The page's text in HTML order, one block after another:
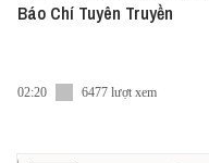
Báo Chí Tuyên Truyền
02:20 6477 lượt xem